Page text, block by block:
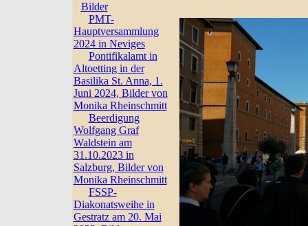
Bilder
PMT-
Hauptversammlung
2024 in Neviges
Pontifikalamt in
Altoetting in der
Basilika St. Anna, 1.
Juni 2024, Bilder von
Monika Rheinschmitt
Beerdigung
Wolfgang Graf
Waldstein am
31.10.2023 in
Salzburg, Bilder von
Monika Rheinschmitt
FSSP-
Diakonatsweihe in
Gestratz am 20. Mai